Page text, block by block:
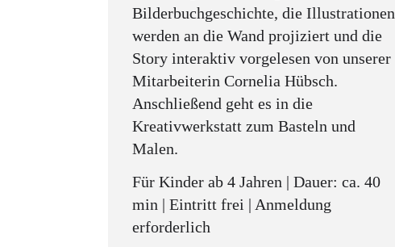
Bilderbuchgeschichte, die Illustrationen
werden an die Wand projiziert und die
Story interaktiv vorgelesen von unserer
Mitarbeiterin Cornelia Hübsch.
Anschließend geht es in die
Kreativwerkstatt zum Basteln und
Malen.
Für Kinder ab 4 Jahren | Dauer: ca. 40
min | Eintritt frei | Anmeldung
erforderlich